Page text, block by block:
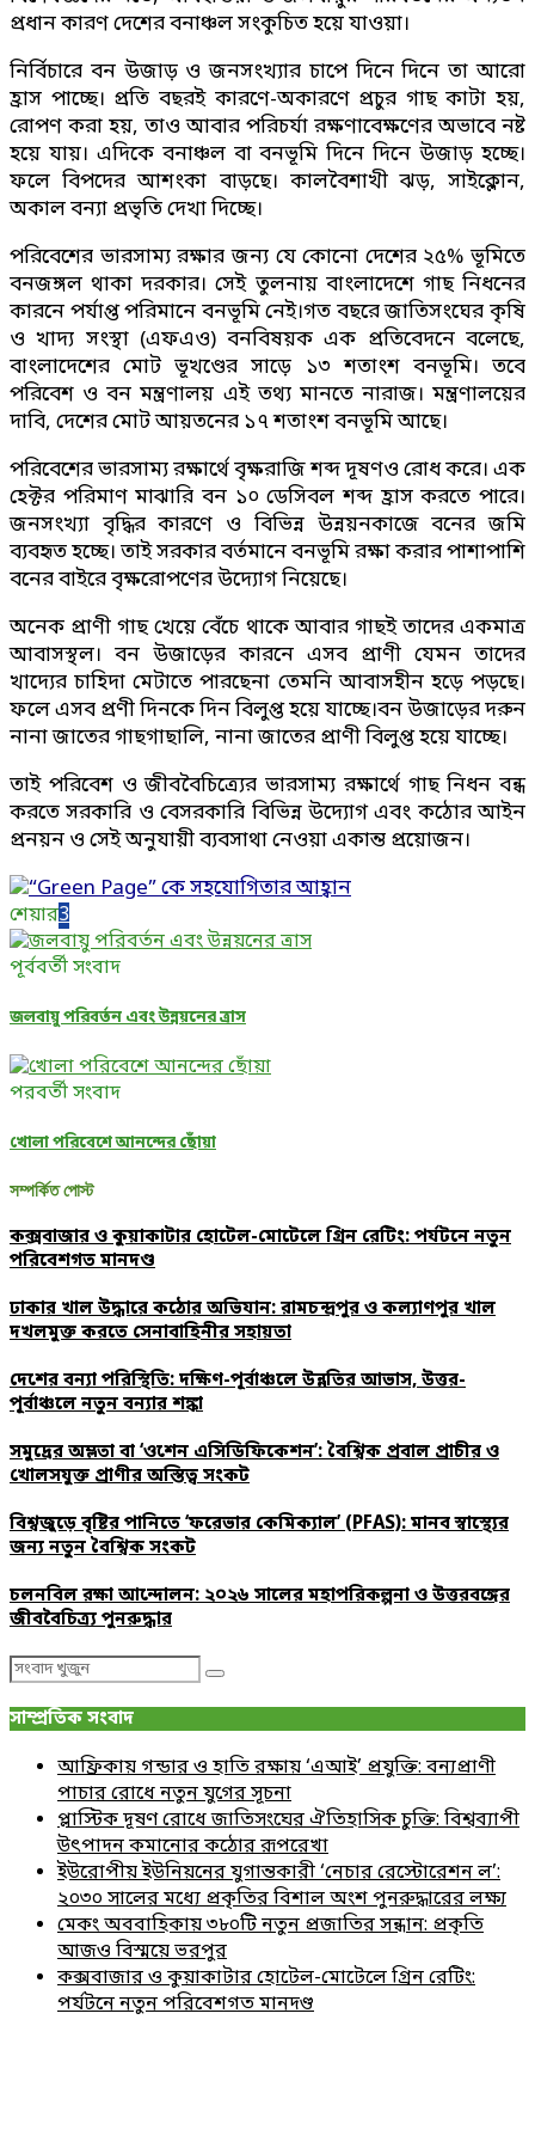
প্রধান কারণ দেশের বনাঞ্চল সংকুচিত হয়ে যাওয়া।
নির্বিচারে বন উজাড় ও জনসংখ্যার চাপে দিনে দিনে তা আরো
হ্রাস পাচ্ছে। প্রতি বছরই কারণে-অকারণে প্রচুর গাছ কাটা হয়,
রোপণ করা হয়, তাও আবার পরিচর্যা রক্ষণাবেক্ষণের অভাবে নষ্ট
হয়ে যায়। এদিকে বনাঞ্চল বা বনভূমি দিনে দিনে উজাড় হচ্ছে।
ফলে বিপদের আশংকা বাড়ছে। কালবৈশাখী ঝড়, সাইক্লোন,
অকাল বন্যা প্রভৃতি দেখা দিচ্ছে।
পরিবেশের ভারসাম্য রক্ষার জন্য যে কোনো দেশের ২৫% ভূমিতে
বনজঙ্গল থাকা দরকার। সেই তুলনায় বাংলাদেশে গাছ নিধনের
কারনে পর্যাপ্ত পরিমানে বনভূমি নেই।গত বছরে জাতিসংঘের কৃষি
ও খাদ্য সংস্থা (এফএও) বনবিষয়ক এক প্রতিবেদনে বলেছে,
বাংলাদেশের মোট ভূখণ্ডের সাড়ে ১৩ শতাংশ বনভূমি। তবে
পরিবেশ ও বন মন্ত্রণালয় এই তথ্য মানতে নারাজ। মন্ত্রণালয়ের
দাবি, দেশের মোট আয়তনের ১৭ শতাংশ বনভূমি আছে।
পরিবেশের ভারসাম্য রক্ষার্থে বৃক্ষরাজি শব্দ দূষণও রোধ করে। এক
হেক্টর পরিমাণ মাঝারি বন ১০ ডেসিবল শব্দ হ্রাস করতে পারে।
জনসংখ্যা বৃদ্ধির কারণে ও বিভিন্ন উন্নয়নকাজে বনের জমি
ব্যবহৃত হচ্ছে। তাই সরকার বর্তমানে বনভূমি রক্ষা করার পাশাপাশি
বনের বাইরে বৃক্ষরোপণের উদ্যোগ নিয়েছে।
অনেক প্রাণী গাছ খেয়ে বেঁচে থাকে আবার গাছই তাদের একমাত্র
আবাসস্থল। বন উজাড়ের কারনে এসব প্রাণী যেমন তাদের
খাদ্যের চাহিদা মেটাতে পারছেনা তেমনি আবাসহীন হড়ে পড়ছে।
ফলে এসব প্রণী দিনকে দিন বিলুপ্ত হয়ে যাচ্ছে।বন উজাড়ের দরুন
নানা জাতের গাছগাছালি, নানা জাতের প্রাণী বিলুপ্ত হয়ে যাচ্ছে।
তাই পরিবেশ ও জীববৈচিত্র্যের ভারসাম্য রক্ষার্থে গাছ নিধন বন্ধ
করতে সরকারি ও বেসরকারি বিভিন্ন উদ্যোগ এবং কঠোর আইন
প্রনয়ন ও সেই অনুযায়ী ব্যবসাথা নেওয়া একান্ত প্রয়োজন।
শেয়ার3
পূর্ববর্তী সংবাদ
জলবায়ু পরিবর্তন এবং উন্নয়নের ত্রাস
পরবর্তী সংবাদ
খোলা পরিবেশে আনন্দের ছোঁয়া
সম্পর্কিত পোস্ট
কক্সবাজার ও কুয়াকাটার হোটেল-মোটেলে গ্রিন রেটিং: পর্যটনে নতুন
পরিবেশগত মানদণ্ড
ঢাকার খাল উদ্ধারে কঠোর অভিযান: রামচন্দ্রপুর ও কল্যাণপুর খাল
দখলমুক্ত করতে সেনাবাহিনীর সহায়তা
দেশের বন্যা পরিস্থিতি: দক্ষিণ-পূর্বাঞ্চলে উন্নতির আভাস, উত্তর-
পূর্বাঞ্চলে নতুন বন্যার শঙ্কা
সমুদ্রের অম্লতা বা ‘ওশেন এসিডিফিকেশন’: বৈশ্বিক প্রবাল প্রাচীর ও
খোলসযুক্ত প্রাণীর অস্তিত্ব সংকট
বিশ্বজুড়ে বৃষ্টির পানিতে ‘ফরেভার কেমিক্যাল’ (PFAS): মানব স্বাস্থ্যের
জন্য নতুন বৈশ্বিক সংকট
চলনবিল রক্ষা আন্দোলন: ২০২৬ সালের মহাপরিকল্পনা ও উত্তরবঙ্গের
জীববৈচিত্র্য পুনরুদ্ধার
Search
Search
সাম্প্রতিক সংবাদ
আফ্রিকায় গন্ডার ও হাতি রক্ষায় ‘এআই’ প্রযুক্তি: বন্যপ্রাণী
পাচার রোধে নতুন যুগের সূচনা
প্লাস্টিক দূষণ রোধে জাতিসংঘের ঐতিহাসিক চুক্তি: বিশ্বব্যাপী
উৎপাদন কমানোর কঠোর রূপরেখা
ইউরোপীয় ইউনিয়নের যুগান্তকারী ‘নেচার রেস্টোরেশন ল’:
২০৩০ সালের মধ্যে প্রকৃতির বিশাল অংশ পুনরুদ্ধারের লক্ষ্য
মেকং অববাহিকায় ৩৮০টি নতুন প্রজাতির সন্ধান: প্রকৃতি
আজও বিস্ময়ে ভরপুর
কক্সবাজার ও কুয়াকাটার হোটেল-মোটেলে গ্রিন রেটিং:
পর্যটনে নতুন পরিবেশগত মানদণ্ড